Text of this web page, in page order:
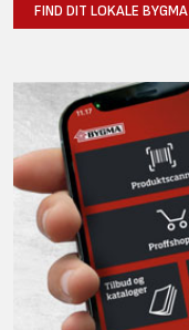
FIND DIT LOKALE BYGMA